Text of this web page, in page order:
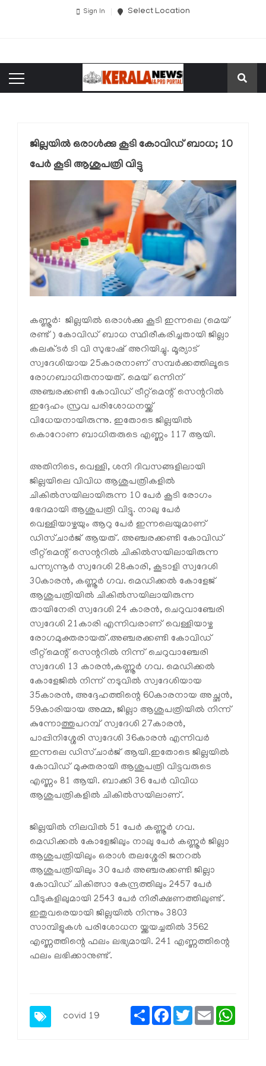
Sign In Select Location
ജില്ലയില്‍ ഒരാള്‍ക്കു കൂടി കോവിഡ് ബാധ; 10
പേര്‍ കൂടി ആശുപത്രി വിട്ടു
കണ്ണൂര്‍: ജില്ലയില്‍ ഒരാള്‍ക്കു കൂടി ഇന്നലെ (മെയ്
രണ്ട്) കോവിഡ് ബാധ സ്ഥിരീകരിച്ചതായി ജില്ലാ
കലക്ടര്‍ ടി വി സുഭാഷ് അറിയിച്ചു. മൂര്യാട്
സ്വദേശിയായ 25കാരനാണ് സമ്പര്‍ക്കത്തിലൂടെ
രോഗബാധിതനായത്. മെയ് ഒന്നിന്
അഞ്ചരക്കണ്ടി കോവിഡ് ട്രീറ്റ്‌മെന്റ് സെന്ററില്‍
ഇദ്ദേഹം സ്രവ പരിശോധനയ്ക്ക്
വിധേയനായിരുന്നു. ഇതോടെ ജില്ലയില്‍
കൊറോണ ബാധിതരുടെ എണ്ണം 117 ആയി.
അതിനിടെ, വെള്ളി, ശനി ദിവസങ്ങളിലായി
ജില്ലയിലെ വിവിധ ആശുപത്രികളില്‍
ചികില്‍സയിലായിരുന്ന 10 പേര്‍ കൂടി രോഗം
ഭേദമായി ആശുപത്രി വിട്ടു. നാലു പേര്‍
വെള്ളിയാഴ്ചയും ആറു പേര്‍ ഇന്നലെയുമാണ്
ഡിസ്ചാര്‍ജ് ആയത്. അഞ്ചരക്കണ്ടി കോവിഡ്
ട്രീറ്റ്‌മെന്റ് സെന്ററില്‍ ചികില്‍സയിലായിരുന്ന
പന്ന്യന്നൂര്‍ സ്വദേശി 28കാരി, കൂടാളി സ്വദേശി
30കാരന്‍, കണ്ണൂര്‍ ഗവ. മെഡിക്കല്‍ കോളേജ്
ആശുപത്രിയില്‍ ചികില്‍സയിലായിരുന്ന
തായിനേരി സ്വദേശി 24 കാരന്‍, ചെറുവാഞ്ചേരി
സ്വദേശി 21കാരി എന്നിവരാണ് വെള്ളിയാഴ്ച
രോഗമുക്തരായത്.അഞ്ചരക്കണ്ടി കോവിഡ്
ട്രീറ്റ്‌മെന്റ് സെന്ററില്‍ നിന്ന് ചെറുവാഞ്ചേരി
സ്വദേശി 13 കാരന്‍,കണ്ണൂര്‍ ഗവ. മെഡിക്കല്‍
കോളേജില്‍ നിന്ന് നടുവില്‍ സ്വദേശിയായ
35കാരന്‍, അദ്ദേഹത്തിന്റെ 60കാരനായ അച്ഛന്‍,
59കാരിയായ അമ്മ, ജില്ലാ ആശുപത്രിയില്‍ നിന്ന്
കുന്നോത്തുപറമ്പ് സ്വദേശി 27കാരന്‍,
പാപ്പിനിശ്ശേരി സ്വദേശി 36കാരന്‍ എന്നിവര്‍
ഇന്നലെ ഡിസ്ചാര്‍ജ് ആയി.ഇതോടെ ജില്ലയില്‍
കോവിഡ് മുക്തരായി ആശുപത്രി വിട്ടവരുടെ
എണ്ണം 81 ആയി. ബാക്കി 36 പേര്‍ വിവിധ
ആശുപത്രികളില്‍ ചികില്‍സയിലാണ്.
ജില്ലയില്‍ നിലവില്‍ 51 പേര്‍ കണ്ണൂര്‍ ഗവ.
മെഡിക്കല്‍ കോളേജിലും നാലു പേര്‍ കണ്ണൂര്‍ ജില്ലാ
ആശുപത്രിയിലും ഒരാള്‍ തലശ്ശേരി ജനറല്‍
ആശുപത്രിയിലും 30 പേര്‍ അഞ്ചരക്കണ്ടി ജില്ലാ
കോവിഡ് ചികിത്സാ കേന്ദ്രത്തിലും 2457 പേര്‍
വീടുകളിലുമായി 2543 പേര്‍ നിരീക്ഷണത്തിലുണ്ട്.
ഇതുവരെയായി ജില്ലയില്‍ നിന്നും 3803
സാമ്പിളുകള്‍ പരിശോധന യ്ക്കയച്ചതില്‍ 3562
എണ്ണത്തിന്റെ ഫലം ലഭ്യമായി. 241 എണ്ണത്തിന്റെ
ഫലം ലഭിക്കാനുണ്ട്.
covid 19
ShareFacebook
TwitterEmail